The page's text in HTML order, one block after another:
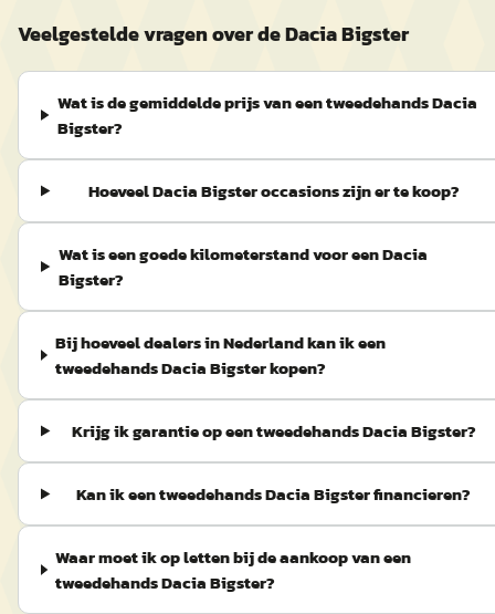
Veelgestelde vragen over de Dacia Bigster
Wat is de gemiddelde prijs van een tweedehands Dacia
Bigster?
Hoeveel Dacia Bigster occasions zijn er te koop?
Wat is een goede kilometerstand voor een Dacia
Bigster?
Bij hoeveel dealers in Nederland kan ik een
tweedehands Dacia Bigster kopen?
Krijg ik garantie op een tweedehands Dacia Bigster?
Kan ik een tweedehands Dacia Bigster financieren?
Waar moet ik op letten bij de aankoop van een
tweedehands Dacia Bigster?